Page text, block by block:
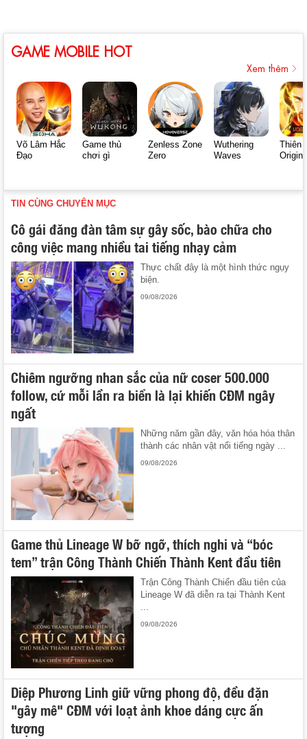
GAME MOBILE HOT
Xem thêm
Võ Lâm Hắc
Đạo
Game thủ
chơi gì
Zenless Zone
Zero
Wuthering
Waves
Thiên
Origin
TIN CÙNG CHUYÊN MỤC
Cô gái đăng đàn tâm sự gây sốc, bào chữa cho
công việc mang nhiều tai tiếng nhạy cảm
Thực chất đây là một hình thức ngụy
biện.
09/08/2026
Chiêm ngưỡng nhan sắc của nữ coser 500.000
follow, cứ mỗi lần ra biển là lại khiến CĐM ngây
ngất
Những năm gần đây, văn hóa hóa thân
thành các nhân vật nổi tiếng ngày ...
09/08/2026
Game thủ Lineage W bỡ ngỡ, thích nghi và “bóc
tem” trận Công Thành Chiến Thành Kent đầu tiên
Trận Công Thành Chiến đầu tiên của
Lineage W đã diễn ra tại Thành Kent
09/08/2026
Diệp Phương Linh giữ vững phong độ, đều đặn
"gây mê" CĐM với loạt ảnh khoe dáng cực ấn
tượng